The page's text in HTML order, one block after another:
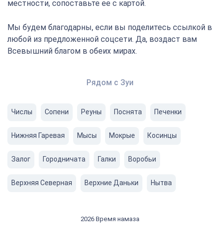
местности, сопоставьте ее с картой.
Мы будем благодарны, если вы поделитесь ссылкой в
любой из предложенной соцсети. Да, воздаст вам
Всевышний благом в обеих мирах.
Рядом с Зуи
Числы Сопени Реуны Поснята Печенки
Нижняя Гаревая Мысы Мокрые Косинцы
Залог Городничата Галки Воробьи
Верхняя Северная Верхние Даньки Нытва
2026 Время намаза